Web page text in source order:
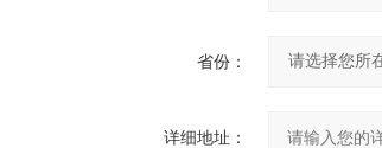
省份：
详细地址：